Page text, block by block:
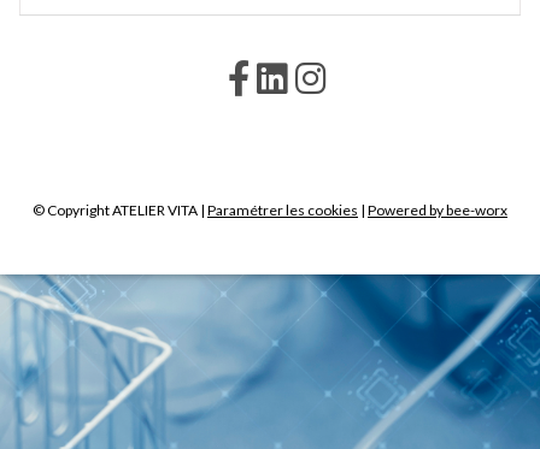
© Copyright ATELIER VITA | Paramétrer les cookies | Powered by bee-worx